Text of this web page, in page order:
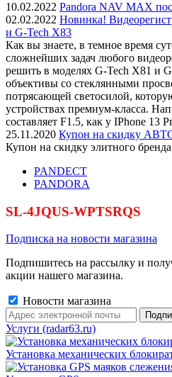
10.02.2022 Pandora NAV MAX
02.02.2022 Новинка!
и G-Tech X83
Как вы знаете, в темное время
сложнейших задач любого
решить в моделях G-Tech X81 и
объективы со стеклянными
потрясающей светосилой,
устройствах премиум-класса.
составляет F1.5, как у IPhone 13
25.11.2020 Купон на скидку
Купон на скидку элитного
PANDECT
PANDORA
SL-4JQUS-WPTSRQS
Подписка на новости магазина
Подпишитесь на рассылку и
акции нашего магазина.
Новости магазина
Услуги (radar63.ru)
Установка механических